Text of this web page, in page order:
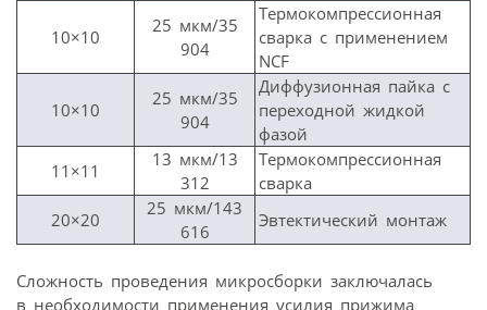
10×10
25 мкм/35
904
Термокомпрессионная
сварка с применением
NCF
10×10
25 мкм/35
904
Диффузионная пайка с
переходной жидкой
фазой
11×11
13 мкм/13
312
Термокомпрессионная
сварка
20×20
25 мкм/143
616
Эвтектический монтаж
Сложность проведения микросборки заключалась
в необходимости применения усилия прижима